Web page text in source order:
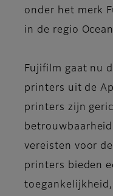
onder het merk
in de regio
Fujifilm gaat nu
printers uit de
printers zijn
vereisten voor
printers bieden